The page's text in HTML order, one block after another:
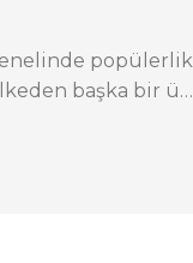
popülerlik
başka bir ü…